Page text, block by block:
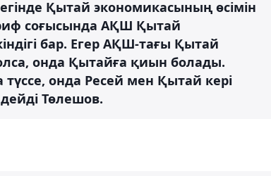
Қытай экономикасының өсімін
соғысында АҚШ Қытай
бар. Егер АҚШ-тағы Қытай
онда Қытайға қиын болады.
онда Ресей мен Қытай кері
Төлешов.